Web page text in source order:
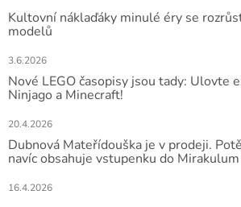
Kultovní náklaďáky minulé éry se
modelů
3.6.2026
Nové LEGO časopisy jsou tady: Ulovte
Ninjago a Minecraft!
20.4.2026
Dubnová Mateřídouška je v prodeji.
navíc obsahuje vstupenku do
16.4.2026